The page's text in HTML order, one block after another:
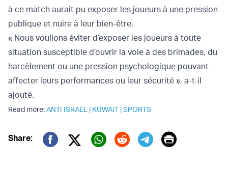
à ce match aurait pu exposer les joueurs à une pression
publique et nuire à leur bien-être.
« Nous voulions éviter d’exposer les joueurs à toute
situation susceptible d’ouvrir la voie à des brimades, du
harcèlement ou une pression psychologique pouvant
affecter leurs performances ou leur sécurité », a-t-il
ajouté.
Read more:ANTI ISRAËL | KUWAIT|SPORTS
Share:
Twitter (X)
Print